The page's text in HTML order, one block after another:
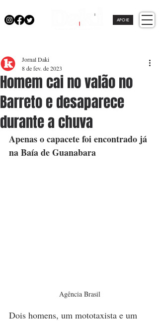
APOIE
Homem cai no valão no
Barreto e desaparece
durante a chuva
Jornal Daki
8 de fev. de 2023
Apenas o capacete foi encontrado já
na Baía de Guanabara
Agência Brasil
Dois homens, um mototaxista e um